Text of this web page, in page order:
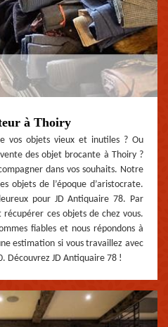
à Thoiry
vos objets vieux et inutiles ? Ou
des objet brocante à Thoiry ?
dans vos souhaits. Notre
objets de l’époque d’aristocrate.
pour JD Antiquaire 78. Par
ces objets de chez vous.
fiables et nous répondons à
estimation si vous travaillez avec
Découvrez JD Antiquaire 78 !